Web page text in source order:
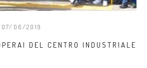
07/06/2019
DEL CENTRO INDUSTRIALE